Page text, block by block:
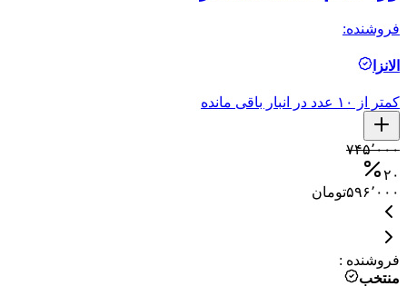
فروشنده:
الانزا
کمتر از ۱۰ عدد در انبار باقی مانده
۷۴۵٬۰۰۰
۲۰
۵۹۶٬۰۰۰تومان
فروشنده :
منتخب